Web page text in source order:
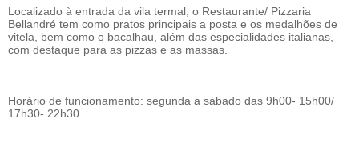
Localizado à entrada da vila termal, o Restaurante/ Pizzaria
Bellandré tem como pratos principais a posta e os medalhões de
vitela, bem como o bacalhau, além das especialidades italianas,
com destaque para as pizzas e as massas.
Horário de funcionamento: segunda a sábado das 9h00- 15h00/
17h30- 22h30.